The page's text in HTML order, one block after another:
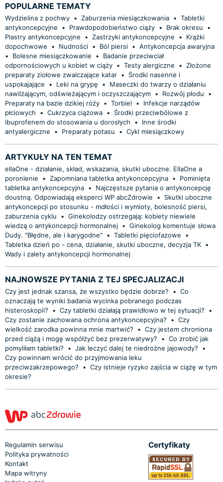
POPULARNE TEMATY
Wydzielina z pochwy • Zaburzenia miesiączkowania • Tabletki
antykoncepcyjne
• Prawdopodobieństwo ciąży • Brak okresu
•
Plastry antykoncepcyjne
• Zastrzyki antykoncepcyjne •
Krążki
dopochwowe
• Nudności • Ból piersi • Antykoncepcja awaryjna
•
Bolesne miesiączkowanie •
Badanie przeciwciał
odpornościowych u kobiet w ciąży • Testy alergiczne • Złożone
preparaty ziołowe zwalczające katar •
Środki nasenne i
uspokajające
• Leki na grypę •
Maseczki do twarzy o działaniu
nawilżającym, odświeżającym i oczyszczającym • Rozwój płodu
•
Preparaty na bazie dzikiej róży • Torbiel •
Infekcje narządów
płciowych
• Cukrzyca ciążowa •
Środki przeciwbólowe z
ibuprofenem do stosowania u dorosłych
•
Inne środki
antyalergiczne
• Preparaty potasu • Cykl miesiączkowy
ARTYKUŁY NA TEN TEMAT
ellaOne - działanie, skład, wskazania, skutki uboczne. EllaOne a
poronienie
• Zapomniana tabletka antykoncepcyjna •
Pominięta
tabletka antykoncepcyjna •
Najczęstsze pytania o antykoncepcję
doustną. Odpowiadają eksperci WP abcZdrowie
•
Skutki uboczne
antykoncepcji po stosunku - mdłości i wymioty, bolesność piersi,
zaburzenia cyklu
• Ginekolodzy ostrzegają: kobiety niewiele
wiedzą o antykoncepcji hormonalnej • Ginekolog komentuje słowa
Dudy. "Błędne, ale i karygodne" • Tabletki pięciofazowe
•
Tabletka dzień po - cena, działanie, skutki uboczne, decyzja TK •
Wady i zalety antykoncepcji hormonalnej
NAJNOWSZE PYTANIA Z TEJ SPECJALIZACJI
Czy jest jednak szansa, że wszystko będzie dobrze? • Co
oznaczają te wyniki badania wycinka pobranego podczas
histeroskopii?
• Czy tabletki działają prawidłowo w tej sytuacji?
•
Czy zostanie zachowana ochrona antykoncepcyjna?
• Czy
wielkość zarodka powinna mnie martwić?
• Czy jestem chroniona
przed ciążą i mogę współżyć bez prezerwatywy?
• Co zrobić jak
pomyliłam tabletki?
• Jak leczyć dalej te niedrożne jajowody?
•
Czy powinnam wrócić do przyjmowania leku
przeciwzakrzepowego?
• Czy istnieje ryzyko zajścia w ciążę w tym
okresie?
Regulamin serwisu
Polityka prywatności
Kontakt
Mapa witryny
Certyfikaty